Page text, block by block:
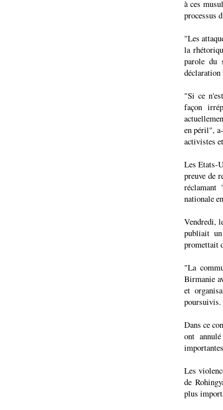
à ces
processus
"Les
la
parole du
déclaration
"Si ce
façon
en péril",
activistes
Les Etats-
preuve de
réclamant
nationale
Vendredi,
publiait
promettait
"La
Birmanie
et
poursuivis.
Dans ce
ont
Les
de
plus